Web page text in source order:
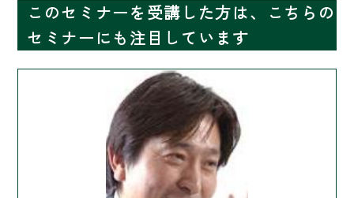
このセミナーを受講した方は、こちらの
セミナーにも注目しています